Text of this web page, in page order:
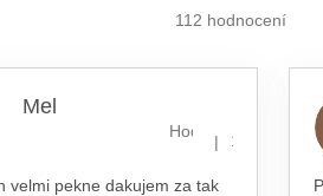
112 hodnocení
Mel
Hodnocení obchodu
| 16.7.2026
velmi pekne dakujem za tak